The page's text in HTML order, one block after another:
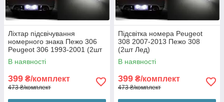
Ліхтар підсвічування
номерного знака Пежо 306
Peugeot 306 1993-2001 (2шт
Лед)
В наявності
399 ₴/комплект
473 ₴/комплект
Підсвітка номера Peugeot
308 2007-2013 Пежо 308
(2шт Лед)
В наявності
399 ₴/комплект
473 ₴/комплект